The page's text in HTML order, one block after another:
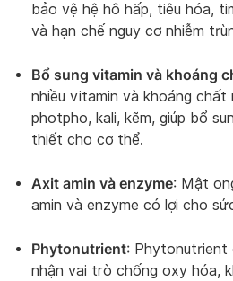
bảo vệ hệ hô hấp, tiêu hóa,
và hạn chế nguy cơ nhiễm
Bổ sung vitamin và khoáng
nhiều vitamin và khoáng chất
photpho, kali, kẽm, giúp bổ
thiết cho cơ thể.
Axit amin và enzyme: Mật
amin và enzyme có lợi cho
Phytonutrient: Phytonutrient
nhận vai trò chống oxy hóa,